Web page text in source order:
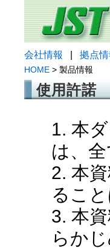
会社情報 拠点情
HOME > 製品情報
使用許諾
1. 本
は、
2. 本
るこ
3. 本
らか